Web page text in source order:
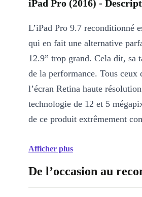
iPad Pro (2016) -
L’iPad Pro 9.7 reconditionné
qui en fait une alternative
12.9” trop grand. Cela dit, sa
de la performance. Tous ceux
l’écran Retina haute
technologie de 12 et 5
de ce produit extrêmement
Afficher plus
De l’occasion au